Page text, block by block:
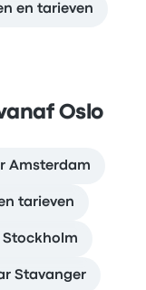
en tarieven
Oslo
Amsterdam
tarieven
Stockholm
Stavanger